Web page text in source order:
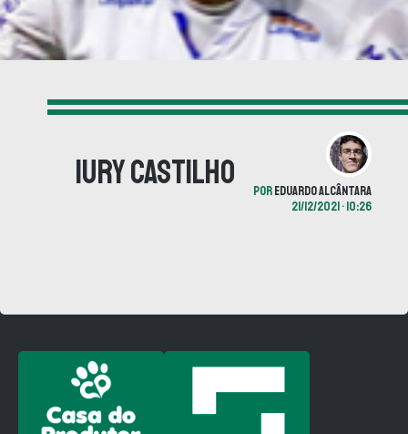
Iury Castilho POREDUARDO ALCÂNTARA
21/12/2021 • 10:26